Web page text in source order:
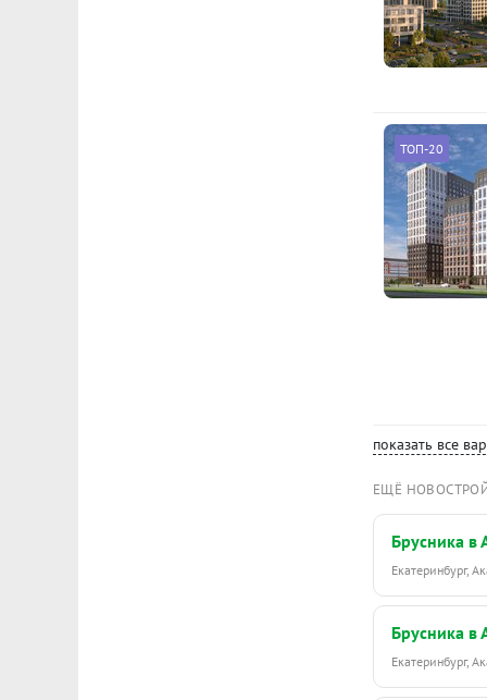
ТОП-20
показать все
ЕЩЁ
Брусника в
Екатеринбург,
Брусника в
Екатеринбург,